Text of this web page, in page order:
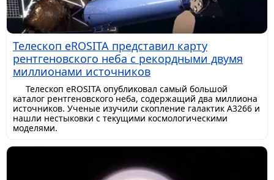
Телескоп eROSITA представил карту
рентгеновского неба с рекордными двумя
миллионами источников
Телескоп eROSITA опубликовал самый большой
каталог рентгеновского неба, содержащий два миллиона
источников. Ученые изучили скопление галактик A3266 и
нашли нестыковки с текущими космологическими
моделями.